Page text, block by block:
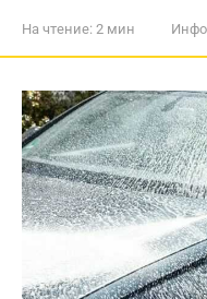
На чтение: 2 мин